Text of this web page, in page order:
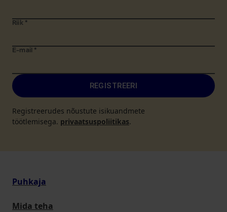
Riik *
E-mail *
REGISTREERI
Registreerudes nõustute isikuandmete
töötlemisega. privaatsuspoliitikas.
Puhkaja
Mida teha